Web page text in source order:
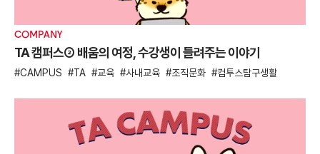
COMPANY
TA 캠퍼스② 배움의 여정, 수강생이 들려주는 이야기
CAMPUS TA 교육 사내교육 조직문화 컴투스탐구생활